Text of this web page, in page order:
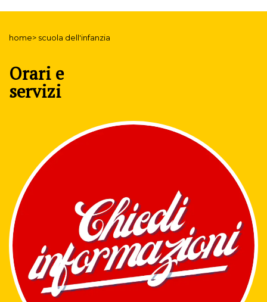
home> scuola dell'infanzia
Orari e
servizi